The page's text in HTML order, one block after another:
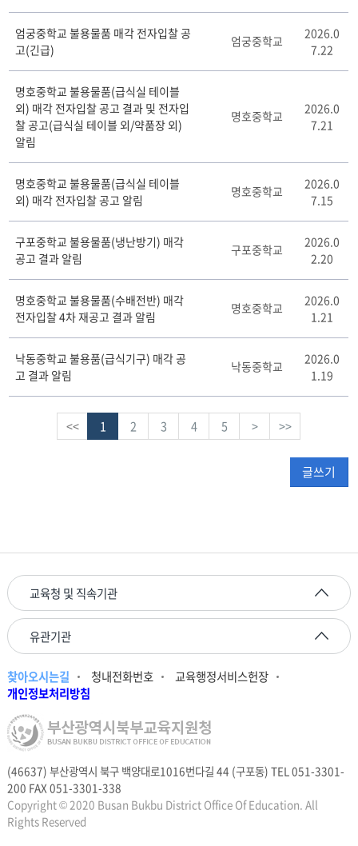
블엄궁중학교 불용물품 매각 전자입찰 공
고(긴급)
엄궁중학교
2026.0
7.22
명호중학교 불용물품(급식실 테이블
외) 매각 전자입찰 공고 결과 및 전자입
찰 공고(급식실 테이블 외/약품장 외)
알림
명호중학교
2026.0
7.21
명호중학교 불용물품(급식실 테이블
외) 매각 전자입찰 공고 알림
명호중학교
2026.0
7.15
구포중학교 불용물품(냉난방기) 매각
공고 결과 알림
구포중학교
2026.0
2.20
명호중학교 불용물품(수배전반) 매각
전자입찰 4차 재공고 결과 알림
명호중학교
2026.0
1.21
낙동중학교 불용품(급식기구) 매각 공
고 결과 알림
낙동중학교
2026.0
1.19
<< 1 2 3 4 5 > >>
글쓰기
교육청 및 직속기관
유관기관
찾아오시는길 청내전화번호
교육행정서비스헌장
개인정보처리방침
(46637) 부산광역시 북구 백양대로1016번다길 44 (구포동) TEL 051-3301-
200 FAX 051-3301-338
Copyright © 2020 Busan Bukbu District Office Of Education. All
Rights Reserved